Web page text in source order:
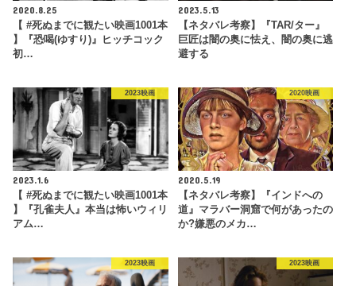
2020.8.25
【 #死ぬまでに観たい映画1001本
】『恐喝(ゆすり)』ヒッチコック
初…
2023.5.13
【ネタバレ考察】『TAR/ター』
巨匠は闇の奥に怯え、闇の奥に逃
避する
2023映画
2023.1.6
【 #死ぬまでに観たい映画1001本
】『孔雀夫人』本当は怖いウィリ
アム…
2020映画
2020.5.19
【ネタバレ考察】『インドへの
道』マラバー洞窟で何があったの
か?嫌悪のメカ…
2023映画 2023映画